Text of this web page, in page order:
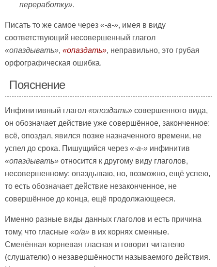
переработку».
Писать то же самое через «-а-», имея в виду
соответствующий несовершенный глагол
«опаздывать», «опаздать», неправильно, это грубая
орфографическая ошибка.
Пояснение
Инфинитивный глагол «опоздать» совершенного вида,
он обозначает действие уже совершённое, законченное:
всё, опоздал, явился позже назначенного времени, не
успел до срока. Пишущийся через «-а-» инфинитив
«опаздывать» относится к другому виду глаголов,
несовершенному: опаздываю, но, возможно, ещё успею,
то есть обозначает действие незаконченное, не
совершённое до конца, ещё продолжающееся.
Именно разные виды данных глаголов и есть причина
тому, что гласные «о/а» в их корнях сменные.
Сменённая корневая гласная и говорит читателю
(слушателю) о незавершённости называемого действия.